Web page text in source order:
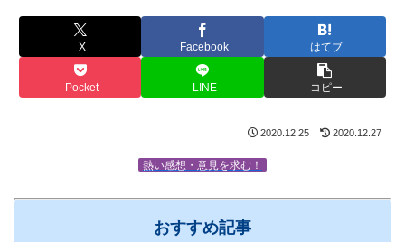
X Facebook はてブ
Pocket LINE コピー
2020.12.25 2020.12.27
熱い感想・意見を求む！
おすすめ記事